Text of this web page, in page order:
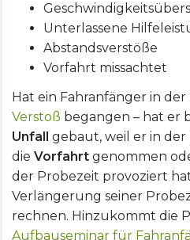
Unterlassene
Abstandsverstöße
Vorfahrt missachtet
Hat ein Fahranfänger in
Verstoß begangen – hat er
Unfall gebaut, weil er in der
die Vorfahrt genommen
der Probezeit provoziert
Verlängerung seiner
rechnen. Hinzukommt die
Aufbauseminar für